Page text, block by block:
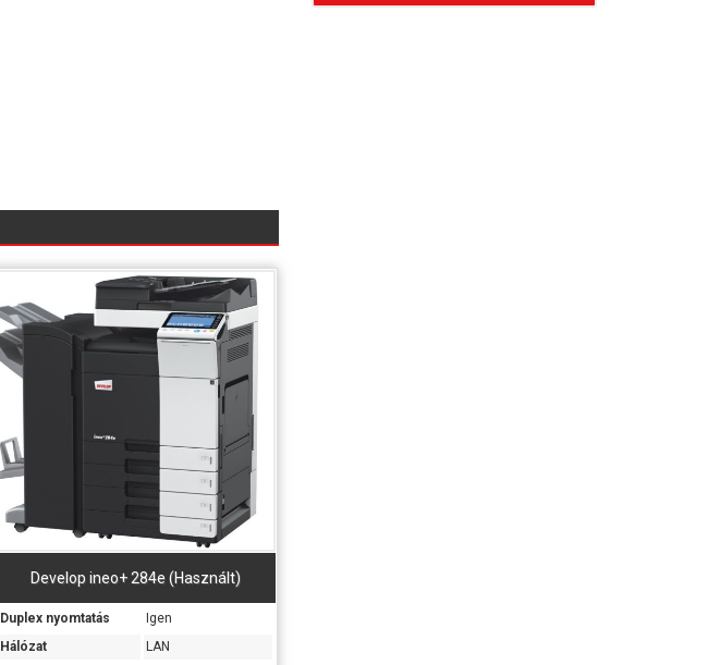
Develop ineo+ 284e (Használt)
Duplex nyomtatás
Igen
Hálózat
LAN